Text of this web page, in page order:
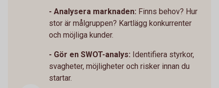
- Analysera marknaden: Finns behov? Hur
stor är målgruppen? Kartlägg konkurrenter
och möjliga kunder.
- Gör en SWOT-analys: Identifiera styrkor,
svagheter, möjligheter och risker innan du
startar.